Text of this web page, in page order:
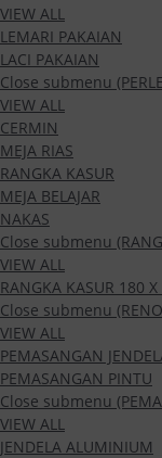
VIEW ALL
LEMARI PAKAIAN
LACI PAKAIAN
Close submenu
VIEW ALL
CERMIN
MEJA RIAS
RANGKA KASUR
MEJA BELAJAR
NAKAS
Close submenu
VIEW ALL
RANGKA KASUR 180
Close submenu
VIEW ALL
PEMASANGAN
PEMASANGAN PINTU
Close submenu
VIEW ALL
JENDELA ALUMINIUM